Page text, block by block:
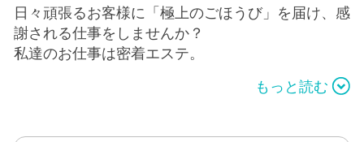
日々頑張るお客様に「極上のごほうび」を届け、感
謝される仕事をしませんか？
私達のお仕事は密着エステ。
「たっぷりのオイルを使い全身でお客様をマッサー
もっと読む